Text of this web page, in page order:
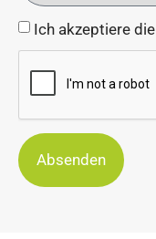
Ich akzeptiere die
Absenden